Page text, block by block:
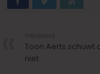
Toon Aerts schuwt
niet